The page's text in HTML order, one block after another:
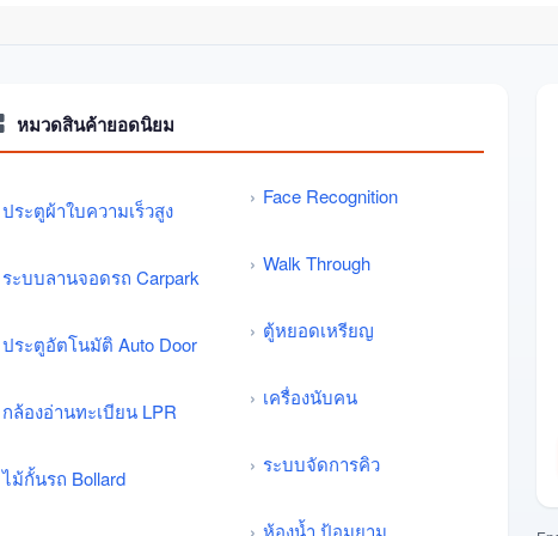
หมวดสินค้ายอดนิยม
ประตูผ้าใบความเร็วสูง
ระบบลานจอดรถ Carpark
ประตูอัตโนมัติ Auto Door
กล้องอ่านทะเบียน LPR
ไม้กั้นรถ Bollard
Face Recognition
Walk Through
ตู้หยอดเหรียญ
เครื่องนับคน
ระบบจัดการคิว
ห้องน้ำ ป้อมยาม